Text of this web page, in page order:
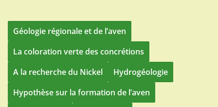
Géologie régionale et de l’aven
La coloration verte des concrétions
A la recherche du Nickel
Hydrogéologie
Hypothèse sur la formation de l’aven